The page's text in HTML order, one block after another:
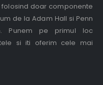
folosind doar componente
de la Adam Hall si Penn
Punem pe primul loc
si iti oferim cele mai